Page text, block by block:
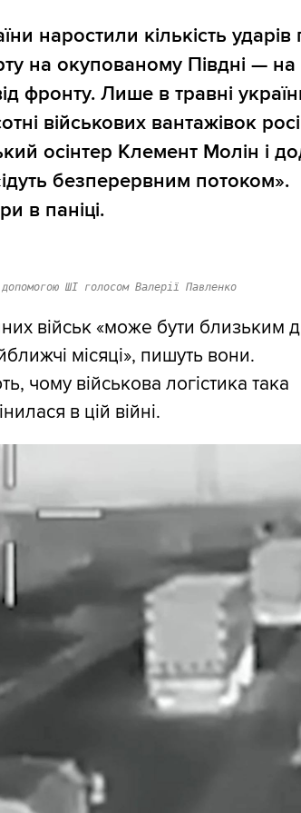
наростили кількість ударів
на окупованому Півдні — на
фронту. Лише в травні
військових вантажівок
осінтер Клемент Молін і
безперервним потоком».
в паніці.
ШІ голосом Валерії Павленко
військ «може бути близьким
місяці», пишуть вони.
чому військова логістика така
в цій війні.